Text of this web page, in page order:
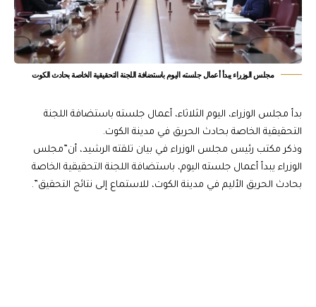
مجلس الوزراء يبدأ أعمال جلسته اليوم باستضافة اللجنة التحقيقية الخاصة بحادث الكوت
بدأ مجلس الوزراء، اليوم الثلاثاء، أعمال جلسته باستضافة اللجنة
التحقيقية الخاصة بحادث الحريق في مدينة الكوت.
وذكر مكتب رئيس مجلس الوزراء في بيان تلقته الرشيد، أن”مجلس
الوزراء يبدأ أعمال جلسته اليوم، باستضافة اللجنة التحقيقية الخاصة
بحادث الحريق الأليم في مدينة الكوت، للاستماع إلى نتائج التحقيق”.